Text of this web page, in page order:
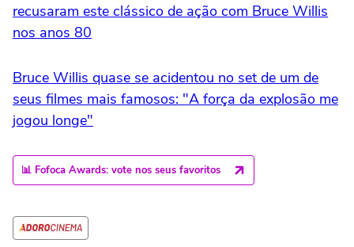
recusaram este clássico de ação com Bruce Willis
nos anos 80
Bruce Willis quase se acidentou no set de um de
seus filmes mais famosos: "A força da explosão me
jogou longe"
📊 Fofoca Awards: vote nos seus favoritos